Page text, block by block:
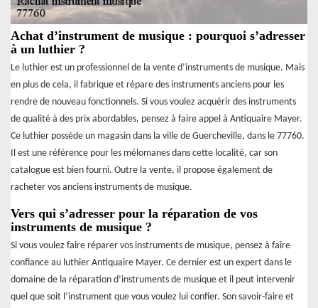
Achat d’instrument de musique : pourquoi s’adresser
à un luthier ?
Le luthier est un professionnel de la vente d’instruments de musique. Mais
en plus de cela, il fabrique et répare des instruments anciens pour les
rendre de nouveau fonctionnels. Si vous voulez acquérir des instruments
de qualité à des prix abordables, pensez à faire appel à Antiquaire Mayer.
Ce luthier possède un magasin dans la ville de Guercheville, dans le 77760.
Il est une référence pour les mélomanes dans cette localité, car son
catalogue est bien fourni. Outre la vente, il propose également de
racheter vos anciens instruments de musique.
Vers qui s’adresser pour la réparation de vos
instruments de musique ?
Si vous voulez faire réparer vos instruments de musique, pensez à faire
confiance au luthier Antiquaire Mayer. Ce dernier est un expert dans le
domaine de la réparation d’instruments de musique et il peut intervenir
quel que soit l’instrument que vous voulez lui confier. Son savoir-faire et